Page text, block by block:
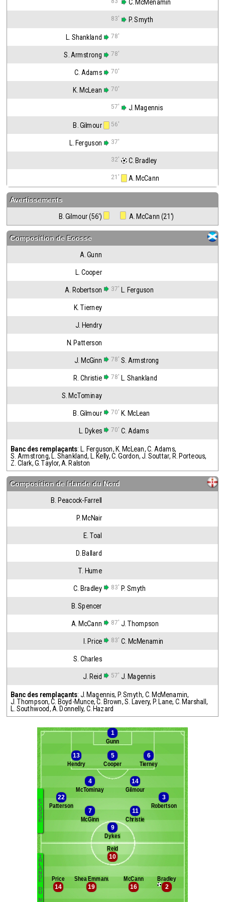
C. McMenamin
83' P. Smyth
L. Shankland 78'
S. Armstrong 78'
C. Adams 70'
K. McLean 70'
57' J. Magennis
B. Gilmour 56'
L. Ferguson 37'
32' C. Bradley
21' A. McCann
Avertissements
B. Gilmour (56') A. McCann (21')
Composition de Ecosse
A. Gunn
L. Cooper
A. Robertson 37' L. Ferguson
K. Tierney
J. Hendry
N. Patterson
J. McGinn 78' S. Armstrong
R. Christie 78' L. Shankland
S. McTominay
B. Gilmour 70' K. McLean
L. Dykes 70' C. Adams
Banc des remplaçants: L. Ferguson, K. McLean,C. Adams,
S. Armstrong, L. Shankland, L. Kelly,C. Gordon,J. Souttar, R. Porteous,
Z. Clark,G. Taylor, A. Ralston
Composition de Irlande du Nord
B. Peacock-Farrell
P. McNair
E. Toal
D. Ballard
T. Hume
C. Bradley 83' P. Smyth
B. Spencer
A. McCann 87' J. Thompson
I. Price 83' C. McMenamin
S. Charles
J. Reid 57' J. Magennis
Banc des remplaçants: J. Magennis, P. Smyth, C. McMenamin,
J. Thompson,C. Boyd-Munce,C. Brown,S. Lavery, P. Lane, C. Marshall ,
L. Southwood, A. Donnelly, C. Hazard